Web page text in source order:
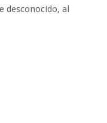
desconocido, al